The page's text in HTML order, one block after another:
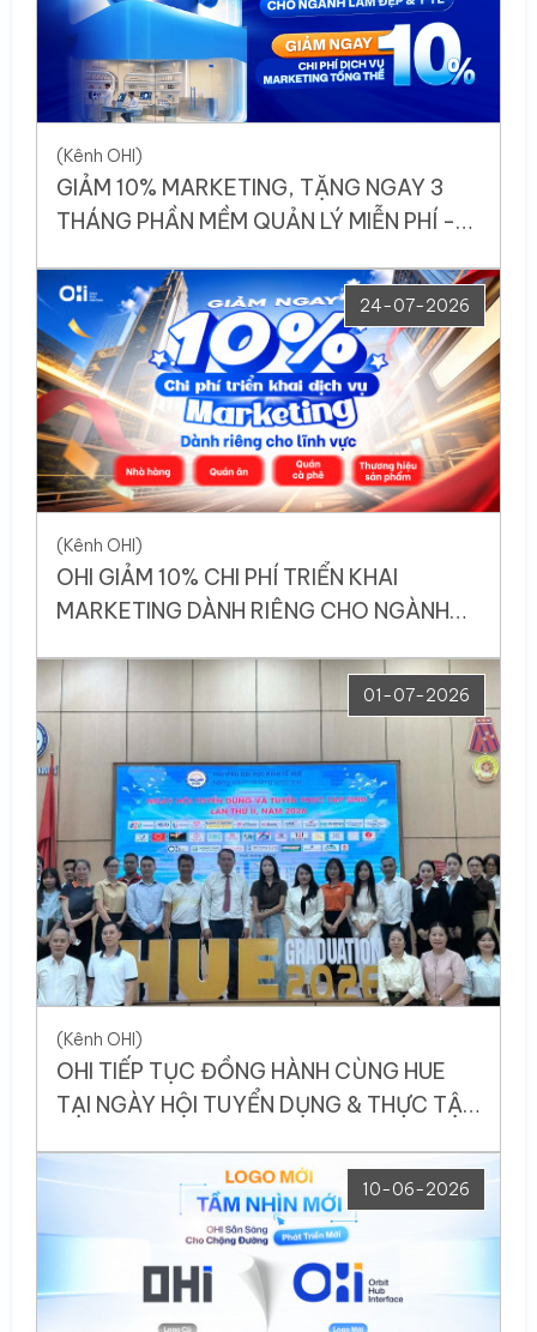
(Kênh OHI)
GIẢM 10% MARKETING, TẶNG NGAY 3
THÁNG PHẦN MỀM QUẢN LÝ MIỄN PHÍ -
KINH DOANH SPA, NHA KHOA VÀ Y TẾ
24-07-2026
(Kênh OHI)
OHI GIẢM 10% CHI PHÍ TRIỂN KHAI
MARKETING DÀNH RIÊNG CHO NGÀNH
01-07-2026
(Kênh OHI)
OHI TIẾP TỤC ĐỒNG HÀNH CÙNG HUE
TẠI NGÀY HỘI TUYỂN DỤNG & THỰC TẬP
10-06-2026